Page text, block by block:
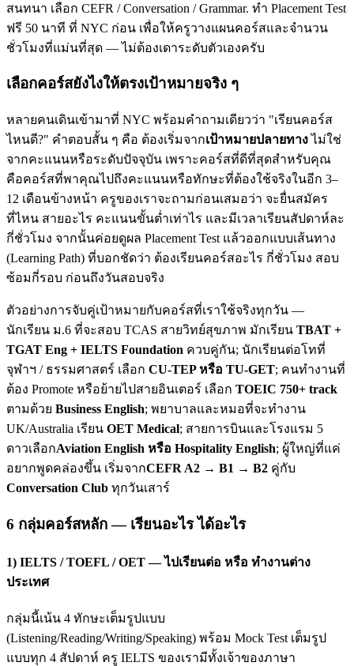
สนทนา เลือก CEFR / Conversation / Grammar. ทำ Placement Test
ฟรี 50 นาที ที่ NYC ก่อน เพื่อให้ครูวางแผนคอร์สและจำนวน
ชั่วโมงที่แม่นที่สุด — ไม่ต้องเดาระดับตัวเองครับ
เลือกคอร์สยังไงให้ตรงเป้าหมายจริง ๆ
หลายคนเดินเข้ามาที่ NYC พร้อมคำถามเดียวว่า "เรียนคอร์ส
ไหนดี?" คำตอบสั้น ๆ คือ ต้องเริ่มจากเป้าหมายปลายทางไม่ใช่
จากคะแนนหรือระดับปัจจุบัน เพราะคอร์สที่ดีที่สุดสำหรับคุณ
คือคอร์สที่พาคุณไปถึงคะแนนหรือทักษะที่ต้องใช้จริงในอีก 3–
12 เดือนข้างหน้า ครูของเราจะถามก่อนเสมอว่า จะยื่นสมัคร
ที่ไหน สายอะไร คะแนนขั้นต่ำเท่าไร และมีเวลาเรียนสัปดาห์ละ
กี่ชั่วโมง จากนั้นค่อยดูผล Placement Test แล้วออกแบบเส้นทาง
(Learning Path) ที่บอกชัดว่า ต้องเรียนคอร์สอะไร กี่ชั่วโมง สอบ
ซ้อมกี่รอบ ก่อนถึงวันสอบจริง
ตัวอย่างการจับคู่เป้าหมายกับคอร์สที่เราใช้จริงทุกวัน —
นักเรียน ม.6 ที่จะสอบ TCAS สายวิทย์สุขภาพ มักเรียน TBAT +
TGAT Eng + IELTS Foundation ควบคู่กัน; นักเรียนต่อโทที่
จุฬาฯ / ธรรมศาสตร์ เลือก CU-TEP หรือ TU-GET; คนทำงานที่
ต้อง Promote หรือย้ายไปสายอินเตอร์ เลือก TOEIC 750+ track
ตามด้วย Business English; พยาบาลและหมอที่จะทำงาน
UK/Australia เรียน OET Medical; สายการบินและโรงแรม 5
ดาวเลือกAviation English หรือ Hospitality English; ผู้ใหญ่ที่แค่
อยากพูดคล่องขึ้น เริ่มจากCEFR A2 → B1 → B2 คู่กับ
Conversation Club ทุกวันเสาร์
6 กลุ่มคอร์สหลัก — เรียนอะไร ได้อะไร
1) IELTS / TOEFL / OET — ไปเรียนต่อ หรือ ทำงานต่าง
ประเทศ
กลุ่มนี้เน้น 4 ทักษะเต็มรูปแบบ
(Listening/Reading/Writing/Speaking) พร้อม Mock Test เต็มรูป
แบบทุก 4 สัปดาห์ ครู IELTS ของเรามีทั้งเจ้าของภาษา